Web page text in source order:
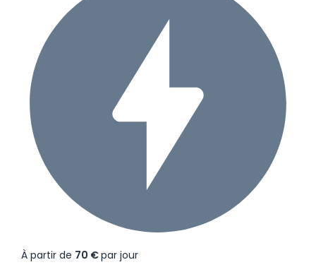
À partir de 70 €par jour